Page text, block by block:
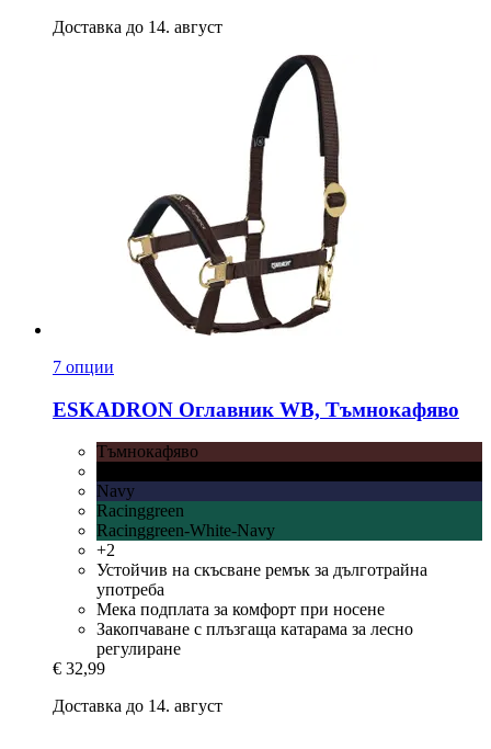
Доставка до 14. август
7 опции
ESKADRON Оглавник WB, Тъмнокафяво
Тъмнокафяво
Navy
Racinggreen
Racinggreen-White-Navy
+2
Устойчив на скъсване ремък за дълготрайна
употреба
Мека подплата за комфорт при носене
Закопчаване с плъзгаща катарама за лесно
регулиране
€ 32,99
Доставка до 14. август